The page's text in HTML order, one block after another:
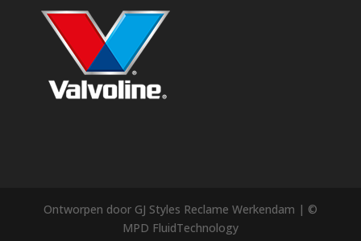
Ontworpen door GJ Styles Reclame Werkendam | ©
MPD FluidTechnology